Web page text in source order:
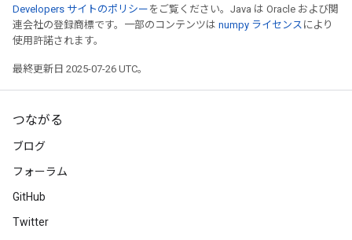
Developers サイトのポリシー をご覧ください。Java は Oracle および関
連会社の登録商標です。一部のコンテンツは numpy ライセンス により
使用許諾されます。
最終更新日 2025-07-26 UTC。
つながる
ブログ
フォーラム
GitHub
Twitter